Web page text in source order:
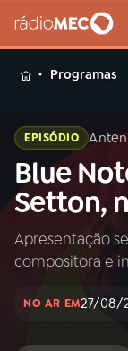
MENU
Buscar
na
Rádio
MEC
Início
Programas
EPISÓDIO
Blue
Setton,
Apresentação
compositora e
NO AR EM27/08/